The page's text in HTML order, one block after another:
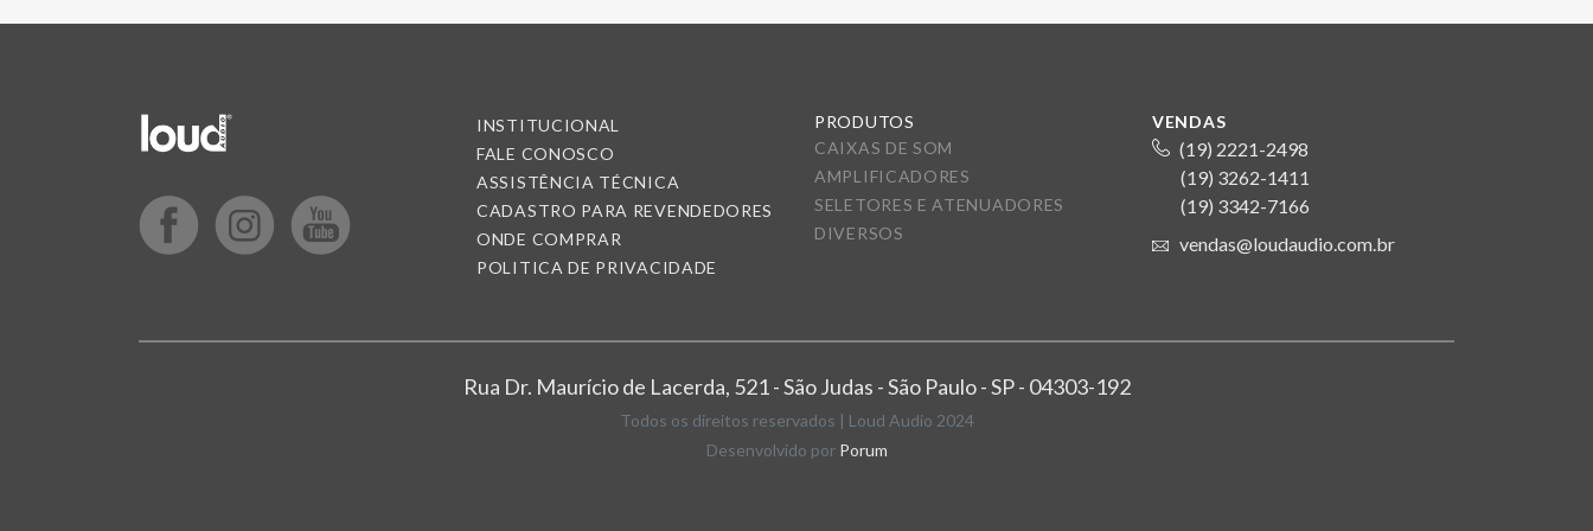
INSTITUCIONAL
FALE CONOSCO
ASSISTÊNCIA TÉCNICA
CADASTRO PARA REVENDEDORES
ONDE COMPRAR
POLITICA DE PRIVACIDADE
PRODUTOS
CAIXAS DE SOM
AMPLIFICADORES
SELETORES E ATENUADORES
DIVERSOS
VENDAS
(19) 2221-2498
(19) 3262-1411
(19) 3342-7166
vendas@loudaudio.com.br
Rua Dr. Maurício de Lacerda, 521 - São Judas - São Paulo - SP - 04303-192
Todos os direitos reservados | Loud Audio 2024
Desenvolvido por Porum